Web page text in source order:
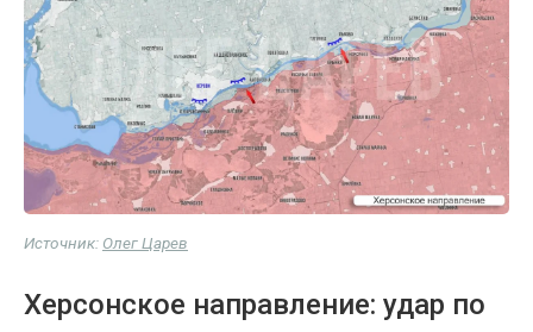
Источник: Олег Царев
Херсонское направление: удар по